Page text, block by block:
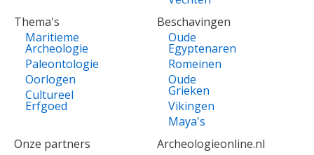
Thema's
Maritieme
Archeologie
Paleontologie
Oorlogen
Cultureel
Erfgoed
Beschavingen
Oude
Egyptenaren
Romeinen
Oude
Grieken
Vikingen
Maya's
Onze partners
Archeologieonline.nl